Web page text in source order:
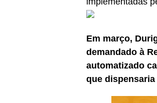
Em março,
demandado à
automatizado
que